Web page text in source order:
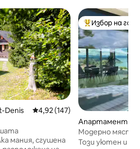
Denis Средна оценка: 4,92 от 5,
4,92 (147)
мания, сгушена
Най-популярен
Избор на
Апартамент –
Модерно място
панорамнамен
Този уютен и